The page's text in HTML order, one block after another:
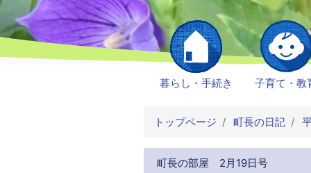
暮らし・手続き 子育て・教
トップページ 町長の日記
町長の部屋 2月19日号